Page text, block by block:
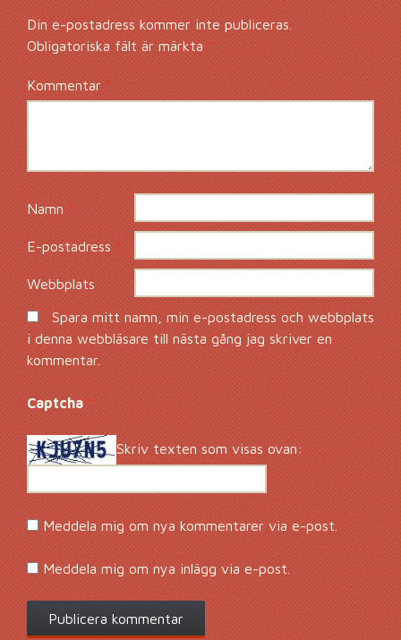
Din e-postadress kommer inte publiceras.
Obligatoriska fält är märkta*
Kommentar*
Namn*
E-postadress*
Webbplats
Spara mitt namn, min e-postadress och webbplats
i denna webbläsare till nästa gång jag skriver en
kommentar.
Captcha*
Skriv texten som visas ovan:
Meddela mig om nya kommentarer via e-post.
Meddela mig om nya inlägg via e-post.